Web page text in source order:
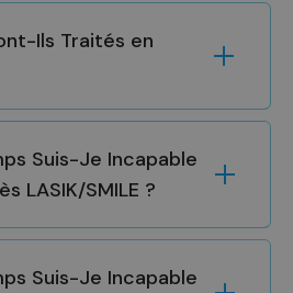
Ils Traités en
Suis-Je Incapable
LASIK/SMILE ?
Suis-Je Incapable